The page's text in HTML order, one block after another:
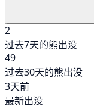
2
过去7天的熊出没
49
过去30天的熊出没
3天前
最新出没